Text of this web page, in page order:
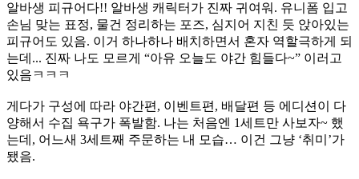
알바생 피규어다!! 알바생 캐릭터가 진짜 귀여워. 유니폼 입고
손님 맞는 표정, 물건 정리하는 포즈, 심지어 지친 듯 앉아있는
피규어도 있음. 이거 하나하나 배치하면서 혼자 역할극하게 되
는데... 진짜 나도 모르게 “아유 오늘도 야간 힘들다~” 이러고
있음ㅋㅋㅋ
게다가 구성에 따라 야간편, 이벤트편, 배달편 등 에디션이 다
양해서 수집 욕구가 폭발함. 나는 처음엔 1세트만 사보자~ 했
는데, 어느새 3세트째 주문하는 내 모습… 이건 그냥 ‘취미’가
됐음.